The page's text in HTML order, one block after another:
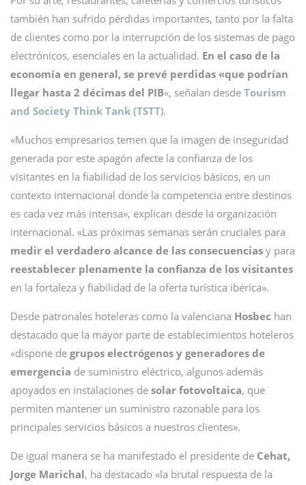
también han sufrido pérdidas importantes, tanto por la falta
de clientes como por la interrupción de los sistemas de pago
electrónicos, esenciales en la actualidad. En el caso de la
economía en general, se prevé perdidas «que podrían
llegar hasta 2 décimas del PIB«, señalan desde Tourism
and Society Think Tank (TSTT).
«Muchos empresarios temen que la imagen de inseguridad
generada por este apagón afecte la confianza de los
visitantes en la fiabilidad de los servicios básicos, en un
contexto internacional donde la competencia entre destinos
es cada vez más intensa», explican desde la organización
internacional. «Las próximas semanas serán cruciales para
medir el verdadero alcance de las consecuencias y para
reestablecer plenamente la confianza de los visitantes
en la fortaleza y fiabilidad de la oferta turística ibérica».
Desde patronales hoteleras como la valenciana Hosbec han
destacado que la mayor parte de establecimientos hoteleros
«dispone de grupos electrógenos y generadores de
emergencia de suministro eléctrico, algunos además
apoyados en instalaciones de solar fotovoltaica, que
permiten mantener un suministro razonable para los
principales servicios básicos a nuestros clientes».
De igual manera se ha manifestado el presidente de Cehat,
Jorge Marichal, ha destacado «la brutal respuesta de la